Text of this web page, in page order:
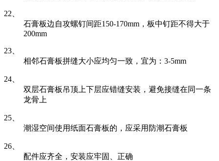
22、
石膏板边自攻螺钉间距150-170mm，板中钉距不得大于
200mm
23、
相邻石膏板拼缝大小应均匀一致，宜为：3-5mm
24、
双层石膏板吊顶上下层应错缝安装，避免接缝在同一条
龙骨上
25、
潮湿空间使用纸面石膏板的，应采用防潮石膏板
26、
配件应齐全，安装应牢固、正确